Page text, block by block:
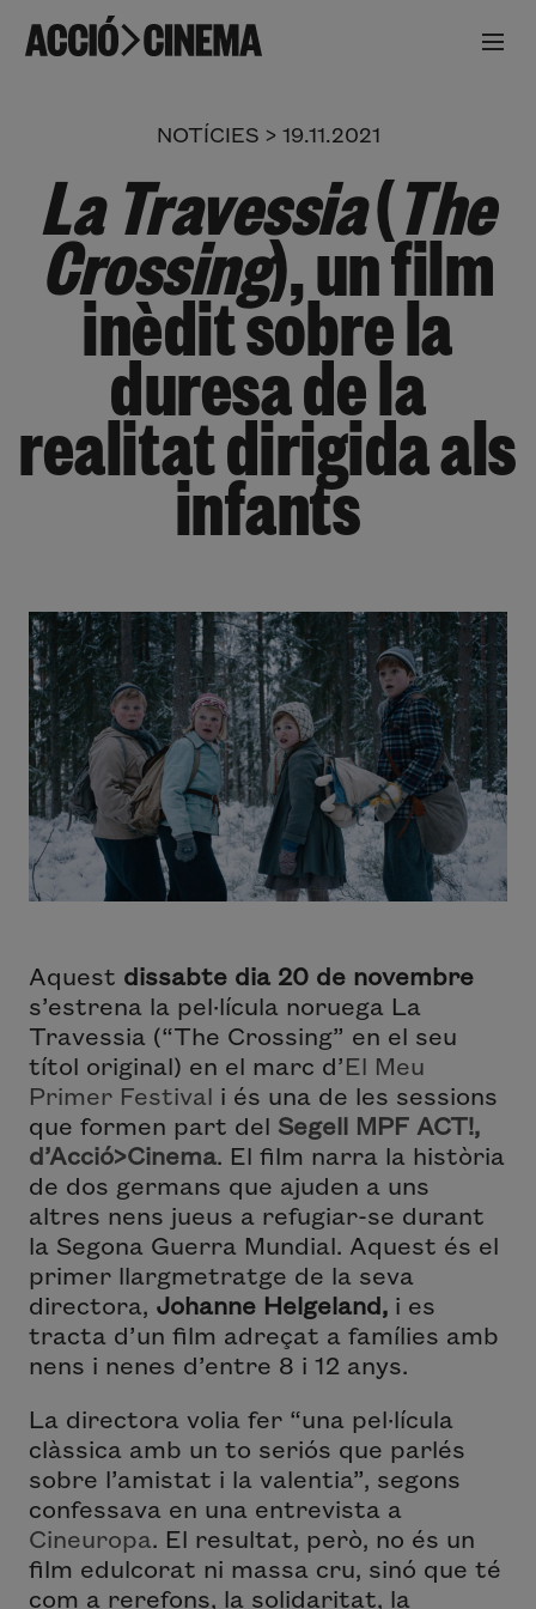
NOTÍCIES > 19.11.2021
La Travessia(The
Crossing), un film
inèdit sobre la
duresa de la
realitat dirigida als
infants
Aquest dissabte dia 20 de novembre
s’estrena la pel·lícula noruega La
Travessia (“The Crossing” en el seu
títol original) en el marc d’El Meu
Primer Festival i és una de les sessions
que formen part del Segell MPF ACT!,
d’Acció>Cinema. El film narra la història
de dos germans que ajuden a uns
altres nens jueus a refugiar-se durant
la Segona Guerra Mundial. Aquest és el
primer llargmetratge de la seva
directora, Johanne Helgeland, i es
tracta d’un film adreçat a famílies amb
nens i nenes d’entre 8 i 12 anys.
La directora volia fer “una pel·lícula
clàssica amb un to seriós que parlés
sobre l’amistat i la valentia”, segons
confessava en una entrevista a
Cineuropa. El resultat, però, no és un
film edulcorat ni massa cru, sinó que té
com a rerefons, la solidaritat, la